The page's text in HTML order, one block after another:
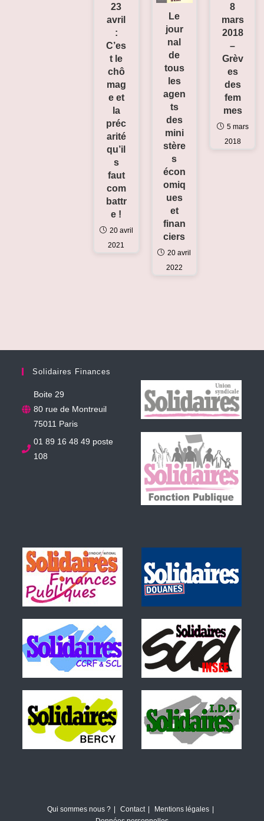
8
mars
2018
–
Grèv
es
des
fem
mes
5 mars
2018
Le
jour
nal
de
tous
les
agen
ts
des
mini
stère
s
écon
omiq
ues
et
finan
ciers
20 avril
2022
23
avril
:
C’es
t le
chô
mag
e et
la
préc
arité
qu’il
s
faut
com
battr
e !
20 avril
2021
Solidaires Finances
Boite 29
80 rue de Montreuil
75011 Paris
01 89 16 48 49 poste
108
Qui sommes nous ? Contact
Mentions légales